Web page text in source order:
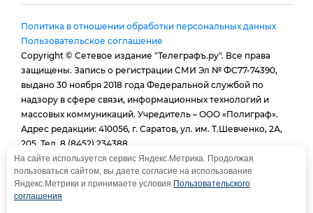
Политика в отношении обработки персональных данных
Пользовательское соглашение
Copyright © Сетевое издание "Телеграфъ.ру". Все права
защищены. Запись о регистрации СМИ Эл № ФС77-74390,
выдано 30 ноября 2018 года Федеральной службой по
надзору в сфере связи, информационных технологий и
массовых коммуникаций. Учредитель – ООО «Полиграф».
Адрес редакции: 410056, г. Саратов, ул. им. Т.Шевченко, 2А,
205. Тел. 8 (8452) 234388.
E-mail: provtelegraf@gmail.com
И.о. главного редактора: Голубева Е. В.
При использовании материалов сайта - гиперссылка
обязательна
На сайте используется сервис Яндекс.Метрика. Продолжая
пользоваться сайтом, вы даете согласие на использование
Яндекс.Метрики и принимаете условия Пользовательского
соглашения